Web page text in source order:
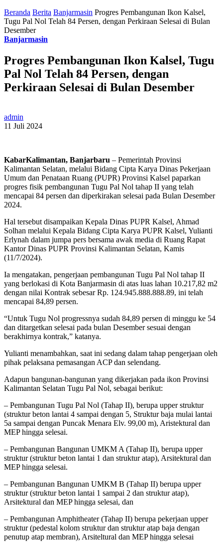
Beranda Berita Banjarmasin Progres Pembangunan Ikon Kalsel,
Tugu Pal Nol Telah 84 Persen, dengan Perkiraan Selesai di Bulan
Desember
Banjarmasin
Progres Pembangunan Ikon Kalsel, Tugu
Pal Nol Telah 84 Persen, dengan
Perkiraan Selesai di Bulan Desember
admin
11 Juli 2024
KabarKalimantan, Banjarbaru – Pemerintah Provinsi
Kalimantan Selatan, melalui Bidang Cipta Karya Dinas Pekerjaan
Umum dan Penataan Ruang (PUPR) Provinsi Kalsel paparkan
progres fisik pembangunan Tugu Pal Nol tahap II yang telah
mencapai 84 persen dan diperkirakan selesai pada Bulan Desember
2024.
Hal tersebut disampaikan Kepala Dinas PUPR Kalsel, Ahmad
Solhan melalui Kepala Bidang Cipta Karya PUPR Kalsel, Yulianti
Erlynah dalam jumpa pers bersama awak media di Ruang Rapat
Kantor Dinas PUPR Provinsi Kalimantan Selatan, Kamis
(11/7/2024).
Ia mengatakan, pengerjaan pembangunan Tugu Pal Nol tahap II
yang berlokasi di Kota Banjarmasin di atas luas lahan 10.217,82 m2
dengan nilai Kontrak sebesar Rp. 124.945.888.888.89, ini telah
mencapai 84,89 persen.
“Untuk Tugu Nol progressnya sudah 84,89 persen di minggu ke 54
dan ditargetkan selesai pada bulan Desember sesuai dengan
berakhirnya kontrak,” katanya.
Yulianti menambahkan, saat ini sedang dalam tahap pengerjaan oleh
pihak pelaksana pemasangan ACP dan selendang.
Adapun bangunan-bangunan yang dikerjakan pada ikon Provinsi
Kalimantan Selatan Tugu Pal Nol, sebagai berikut:
– Pembangunan Tugu Pal Nol (Tahap II), berupa upper struktur
(struktur beton lantai 4 sampai dengan 5, Struktur baja mulai lantai
5a sampai dengan Puncak Menara Elv. 99,00 m), Aristektural dan
MEP hingga selesai.
– Pembangunan Bangunan UMKM A (Tahap II), berupa upper
struktur (struktur beton lantai 1 dan struktur atap), Arsitektural dan
MEP hingga selesai.
– Pembangunan Bangunan UMKM B (Tahap II) berupa upper
struktur (struktur beton lantai 1 sampai 2 dan struktur atap),
Arsitektural dan MEP hingga selesai, dan
– Pembangunan Amphitheater (Tahap II) berupa pekerjaan upper
struktur (pedestal kolom struktur dan struktur atap baja dengan
penutup atap membran), Arsiteltural dan MEP hingga selesai